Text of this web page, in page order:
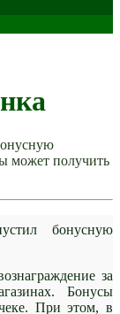
может получить
бонусную
за
Бонусы
При этом, в